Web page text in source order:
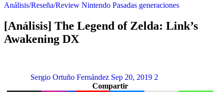
Análisis/Reseña/Review Nintendo Pasadas generaciones
[Análisis] The Legend of Zelda: Link’s
Awakening DX
Sergio Ortuño Fernández Sep 20, 2019 2
Compartir